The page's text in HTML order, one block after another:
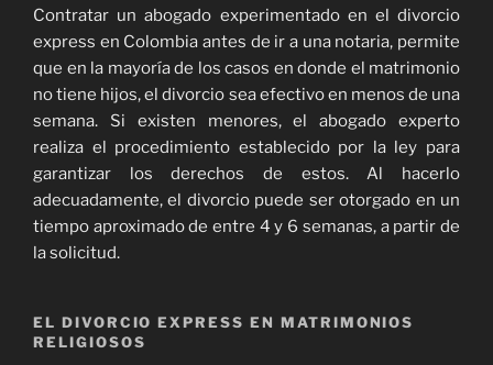
Contratar un abogado experimentado en el divorcio
express en Colombia antes de ir a una notaria, permite
que en la mayoría de los casos en donde el matrimonio
no tiene hijos, el divorcio sea efectivo en menos de una
semana. Si existen menores, el abogado experto
realiza el procedimiento establecido por la ley para
garantizar los derechos de estos. Al hacerlo
adecuadamente, el divorcio puede ser otorgado en un
tiempo aproximado de entre 4 y 6 semanas, a partir de
la solicitud.
EL DIVORCIO EXPRESS EN MATRIMONIOS
RELIGIOSOS